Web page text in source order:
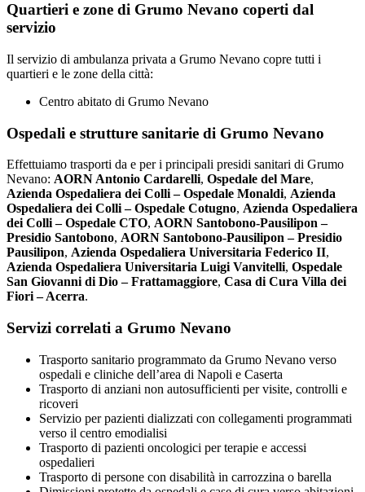
Quartieri e zone di Grumo Nevano coperti dal
servizio
Il servizio di ambulanza privata a Grumo Nevano copre tutti i
quartieri e le zone della città:
Centro abitato di Grumo Nevano
Ospedali e strutture sanitarie di Grumo Nevano
Effettuiamo trasporti da e per i principali presidi sanitari di Grumo
Nevano: AORN Antonio Cardarelli, Ospedale del Mare,
Azienda Ospedaliera dei Colli – Ospedale Monaldi, Azienda
Ospedaliera dei Colli – Ospedale Cotugno, Azienda Ospedaliera
dei Colli – Ospedale CTO, AORN Santobono-Pausilipon –
Presidio Santobono, AORN Santobono-Pausilipon – Presidio
Pausilipon, Azienda Ospedaliera Universitaria Federico II,
Azienda Ospedaliera Universitaria Luigi Vanvitelli, Ospedale
San Giovanni di Dio – Frattamaggiore, Casa di Cura Villa dei
Fiori – Acerra.
Servizi correlati a Grumo Nevano
Trasporto sanitario programmato da Grumo Nevano verso
ospedali e cliniche dell’area di Napoli e Caserta
Trasporto di anziani non autosufficienti per visite, controlli e
ricoveri
Servizio per pazienti dializzati con collegamenti programmati
verso il centro emodialisi
Trasporto di pazienti oncologici per terapie e accessi
ospedalieri
Trasporto di persone con disabilità in carrozzina o barella